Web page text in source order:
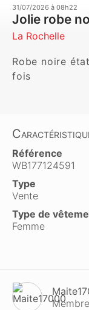
31/07/2026 à 08h22
Jolie robe
La Rochelle
Robe noire
fois
Référence
WB177124591
Type
Vente
Type de
Femme